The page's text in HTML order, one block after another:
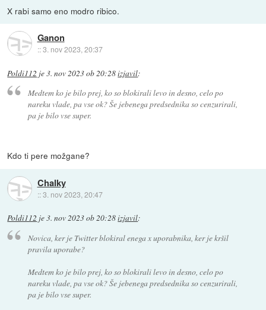
X rabi samo eno modro ribico.
Ganon
::3. nov 2023, 20:37
Poldi112 je3. nov 2023 ob 20:28izjavil:
Medtem ko je bilo prej, ko so blokirali levo in desno, celo po
nareku vlade, pa vse ok? Še jebenega predsednika so cenzurirali,
pa je bilo vse super.
Kdo ti pere možgane?
Chalky
::3. nov 2023, 20:47
Poldi112 je3. nov 2023 ob 20:28izjavil:
Novica, ker je Twitter blokiral enega x uporabnika, ker je kršil
pravila uporabe?
Medtem ko je bilo prej, ko so blokirali levo in desno, celo po
nareku vlade, pa vse ok? Še jebenega predsednika so cenzurirali,
pa je bilo vse super.